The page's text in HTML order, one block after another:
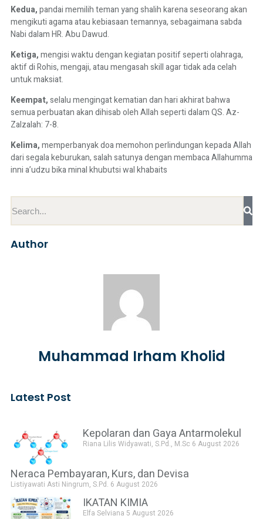
Kedua,pandai memilih teman yang shalih karena seseorang akan
mengikuti agama atau kebiasaan temannya, sebagaimana sabda
Nabi dalam HR. Abu Dawud.
Ketiga,mengisi waktu dengan kegiatan positif seperti olahraga,
aktif di Rohis, mengaji, atau mengasah skill agar tidak ada celah
untuk maksiat.
Keempat,selalu mengingat kematian dan hari akhirat bahwa
semua perbuatan akan dihisab oleh Allah seperti dalam QS. Az-
Zalzalah: 7-8.
Kelima,memperbanyak doa memohon perlindungan kepada Allah
dari segala keburukan, salah satunya dengan membaca Allahumma
inni a’udzu bika minal khubutsi wal khabaits
Author
Muhammad Irham Kholid
Latest Post
Kepolaran dan Gaya Antarmolekul
Riana Lilis Widyawati, S.Pd., M.Sc 6 August 2026
Neraca Pembayaran, Kurs, dan Devisa
Listiyawati Asti Ningrum, S.Pd. 6 August 2026
IKATAN KIMIA
Elfa Selviana 5 August 2026